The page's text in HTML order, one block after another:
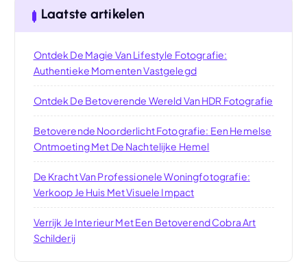
Laatste artikelen
Ontdek De Magie Van Lifestyle Fotografie:
Authentieke Momenten Vastgelegd
Ontdek De Betoverende Wereld Van HDR Fotografie
Betoverende Noorderlicht Fotografie: Een Hemelse
Ontmoeting Met De Nachtelijke Hemel
De Kracht Van Professionele Woningfotografie:
Verkoop Je Huis Met Visuele Impact
Verrijk Je Interieur Met Een Betoverend Cobra Art
Schilderij